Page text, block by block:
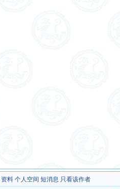
资料 个人空间 短消息 只看该作者